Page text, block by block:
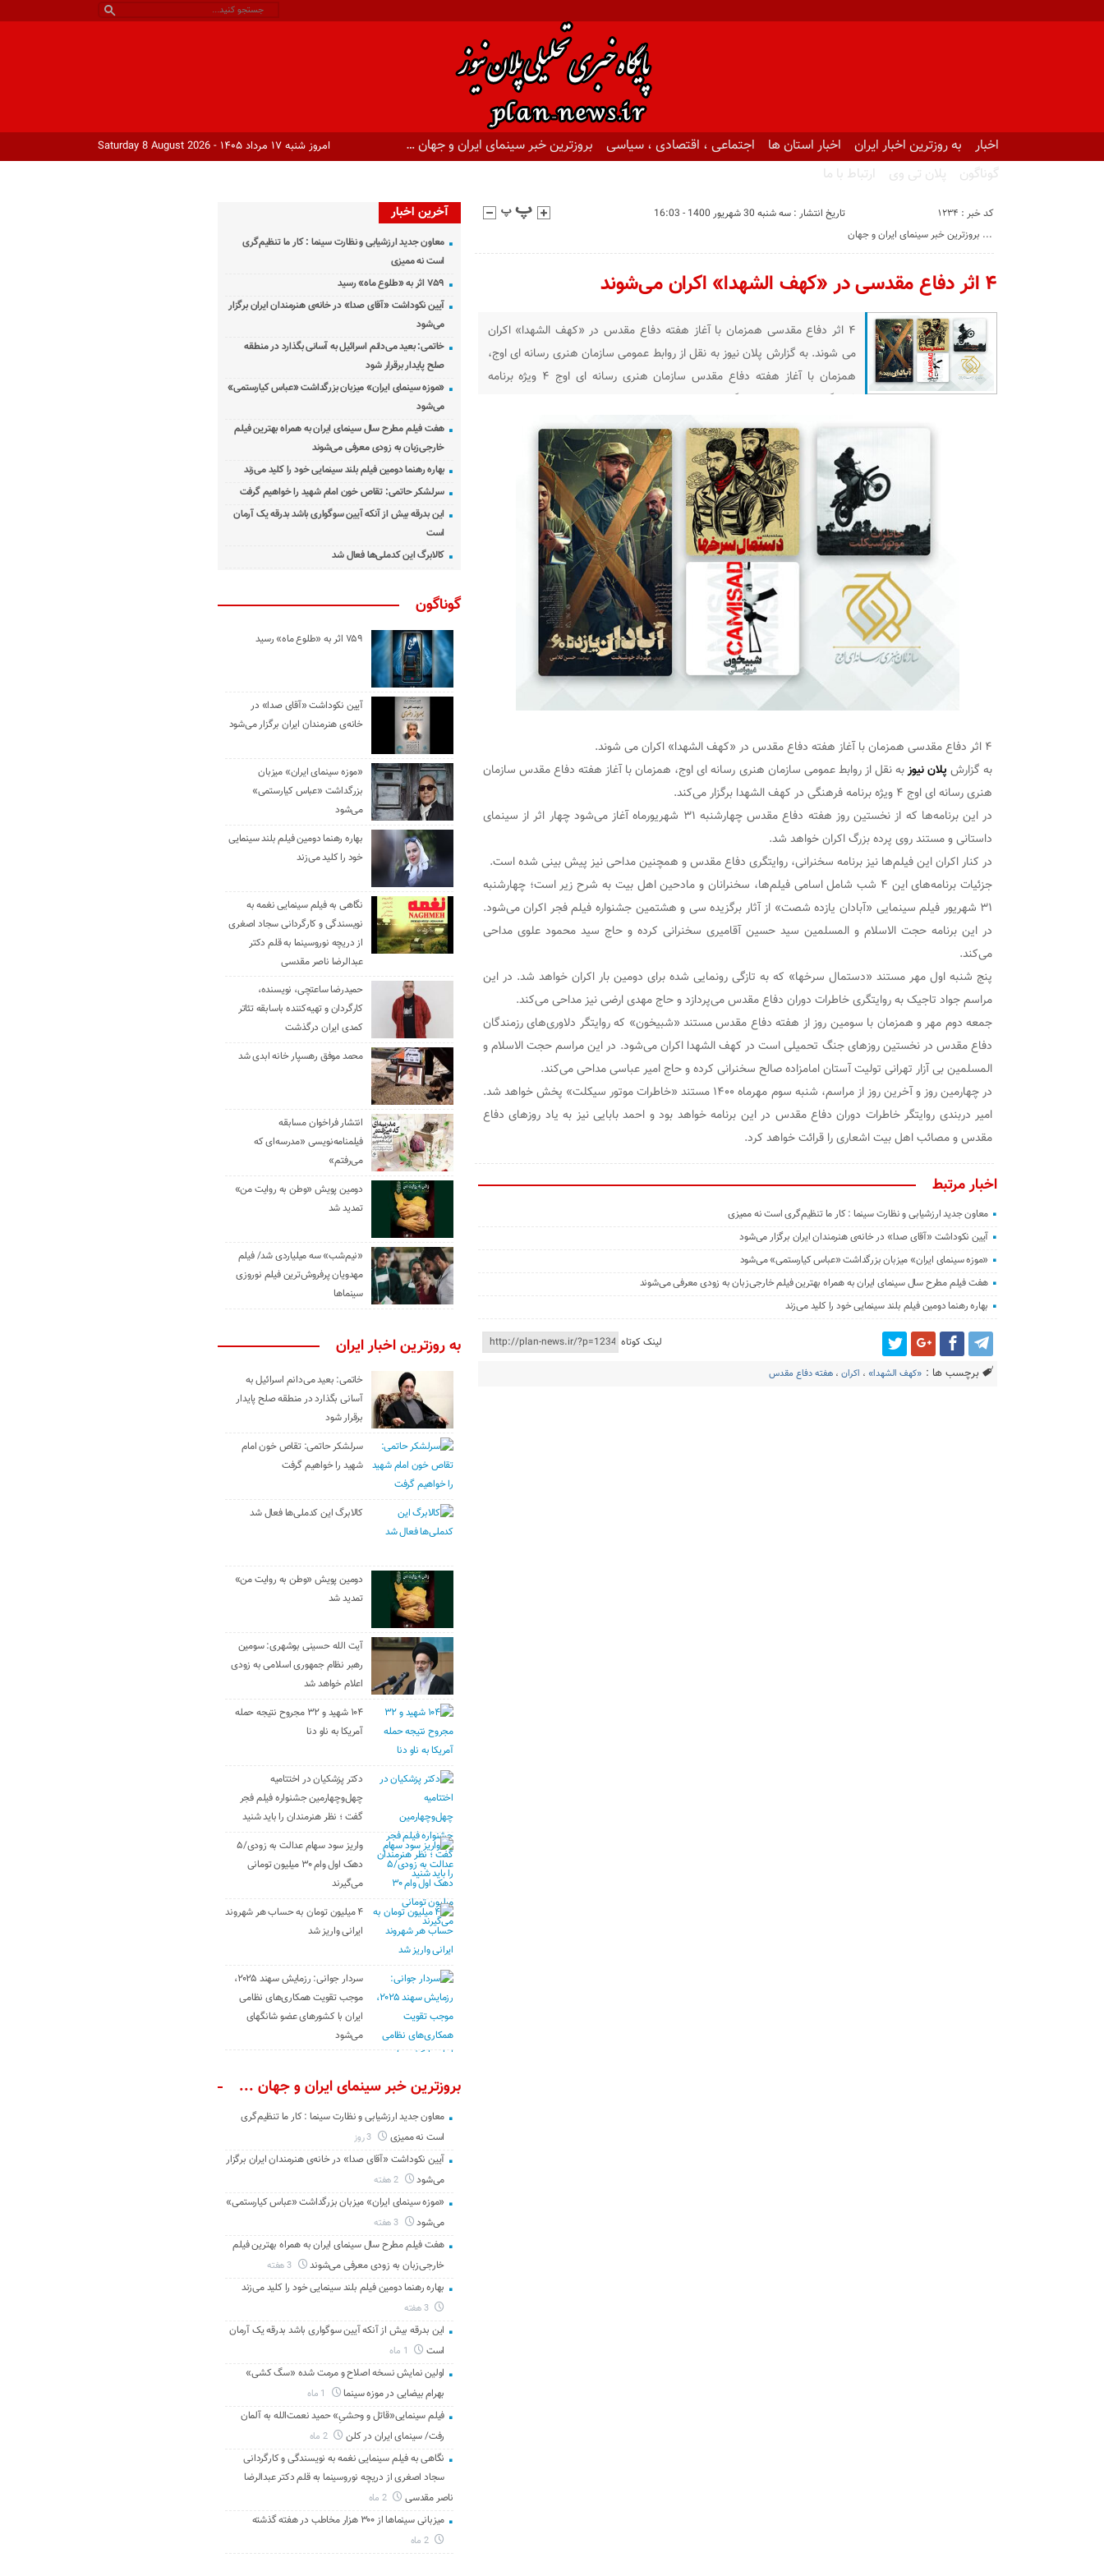
اخبار به روزترین اخبار ایران اخبار استان ها اجتماعی ، اقتصادی ، سیاسی
بروزترین خبر سینمای ایران و جهان …
گوناگون
پلان تی وی ارتباط با ما
امروز شنبه ۱۷ مرداد ۱۴۰۵ - Saturday 8 August 2026
کد خبر : 1234
تاریخ انتشار : سه شنبه 30 شهریور 1400 - 16:03
بروزترین خبر سینمای ایران و جهان ...
۴ اثر دفاع مقدسی در «کهف الشهدا» اکران می‌شوند
۴ اثر دفاع مقدسی همزمان با آغاز هفته دفاع مقدس در «کهف الشهدا» اکران
می شوند. به گزارش پلان نیوز به نقل از روابط عمومی سازمان هنری رسانه ای اوج،
همزمان با آغاز هفته دفاع مقدس سازمان هنری رسانه ای اوج ۴ ویژه برنامه
فرهنگی در کهف الشهدا برگزار می‌کند. در این برنامه‌ها که از
۴ اثر دفاع مقدسی همزمان با آغاز هفته دفاع مقدس در «کهف الشهدا» اکران می شوند.
به گزارش پلان نیوزبه نقل از روابط عمومی سازمان هنری رسانه ای اوج، همزمان با آغاز هفته دفاع مقدس سازمان
هنری رسانه ای اوج ۴ ویژه برنامه فرهنگی در کهف الشهدا برگزار می‌کند.
در این برنامه‌ها که از نخستین روز هفته دفاع مقدس چهارشنبه ۳۱ شهریورماه آغاز می‌شود چهار اثر از سینمای
داستانی و مستند روی پرده بزرگ اکران خواهد شد.
در کنار اکران این فیلم‌ها نیز برنامه سخنرانی، روایتگری دفاع مقدس و همچنین مداحی نیز پیش بینی شده است.
جزئیات برنامه‌های این ۴ شب شامل اسامی فیلم‌ها، سخنرانان و مادحین اهل بیت به شرح زیر است؛ چهارشنبه
۳۱ شهریور فیلم سینمایی «آبادان یازده شصت» از آثار برگزیده سی و هشتمین جشنواره فیلم فجر اکران می‌شود.
در این برنامه حجت الاسلام و المسلمین سید حسین آقامیری سخنرانی کرده و حاج سید محمود علوی مداحی
می‌کند.
پنج شنبه اول مهر مستند «دستمال سرخها» که به تازگی رونمایی شده برای دومین بار اکران خواهد شد. در این
مراسم جواد تاجیک به روایتگری خاطرات دوران دفاع مقدس می‌پردازد و حاج مهدی ارضی نیز مداحی می‌کند.
جمعه دوم مهر و همزمان با سومین روز از هفته دفاع مقدس مستند «شبیخون» که روایتگر دلاوری‌های رزمندگان
دفاع مقدس در نخستین روزهای جنگ تحمیلی است در کهف الشهدا اکران می‌شود. در این مراسم حجت الاسلام و
المسلمین بی آزار تهرانی تولیت آستان امامزاده صالح سخنرانی کرده و حاج امیر عباسی مداحی می‌کند.
در چهارمین روز و آخرین روز از مراسم، شنبه سوم مهرماه ۱۴۰۰ مستند «خاطرات موتور سیکلت» پخش خواهد شد.
امیر دربندی روایتگر خاطرات دوران دفاع مقدس در این برنامه خواهد بود و احمد بابایی نیز به یاد روزهای دفاع
مقدس و مصائب اهل بیت اشعاری را قرائت خواهد کرد.
اخبار مرتبط
معاون جدید ارزشیابی و نظارت سینما : کار ما تنظیم‌گری است نه ممیزی
آیین نکوداشت «آقای صدا» در خانه‌ی هنرمندان ایران برگزار می‌شود
«موزه سینمای ایران» میزبان بزرگداشت «عباس کیارستمی» می‌شود
هفت فیلم مطرح سال سینمای ایران به همراه بهترین فیلم خارجی‌زبان به زودی معرفی می‌شوند
بهاره رهنما دومین فیلم بلند سینمایی خود را کلید می‌زند
لینک کوتاه
برچسب ها : «کهف الشهدا» ، اکران ، هفته دفاع مقدس
آخرین اخبار
معاون جدید ارزشیابی و نظارت سینما : کار ما تنظیم‌گری
است نه ممیزی
۷۵۹ اثر به «طلوع ماه» رسید
آیین نکوداشت «آقای صدا» در خانه‌ی هنرمندان ایران برگزار
می‌شود
خاتمی: بعید می‌دانم اسرائیل به آسانی بگذارد در منطقه
صلح پایدار برقرار شود
«موزه سینمای ایران» میزبان بزرگداشت «عباس کیارستمی»
می‌شود
هفت فیلم مطرح سال سینمای ایران به همراه بهترین فیلم
خارجی‌زبان به زودی معرفی می‌شوند
بهاره رهنما دومین فیلم بلند سینمایی خود را کلید می‌زند
سرلشکر حاتمی: تقاص خون امام شهید را خواهیم گرفت
این بدرقه بیش از آنکه آیین سوگواری باشد بدرقه یک آرمان
است
کالابرگ این کدملی‌ها فعال شد
گوناگون
۷۵۹ اثر به «طلوع ماه» رسید
آیین نکوداشت «آقای صدا» در
خانه‌ی هنرمندان ایران برگزار می‌شود
«موزه سینمای ایران» میزبان
بزرگداشت «عباس کیارستمی»
می‌شود
بهاره رهنما دومین فیلم بلند سینمایی
خود را کلید می‌زند
نگاهی به فیلم سینمایی نغمه به
نویسندگی و کارگردانی سجاد اصغری
از دریچه نوروسینما به قلم دکتر
عبدالرضا ناصر مقدسی
حمیدرضا ساعتچی، نویسنده،
کارگردان و تهیه‌کننده باسابقه تئاتر
کمدی ایران درگذشت
محمد موفق رهسپار خانه ابدی شد
انتشار فراخوان مسابقه
فیلمنامه‌نویسی «مدرسه‌ای که
می‌رفتم»
دومین پویش «وطن به روایت من»
تمدید شد
«نیم‌شب» سه میلیاردی شد/ فیلم
مهدویان پرفروش‌ترین فیلم نوروزی
سینماها
به روزترین اخبار ایران
خاتمی: بعید می‌دانم اسرائیل به
آسانی بگذارد در منطقه صلح پایدار
برقرار شود
سرلشکر حاتمی: تقاص خون امام
شهید را خواهیم گرفت
کالابرگ این کدملی‌ها فعال شد
دومین پویش «وطن به روایت من»
تمدید شد
آیت الله حسینی بوشهری: سومین
رهبر نظام جمهوری اسلامی به زودی
اعلام خواهد شد
۱۰۴ شهید و ۳۲ مجروح نتیجه حمله
آمریکا به ناو دنا
دکتر پزشکیان در اختتامیه
چهل‌وچهارمین جشنواره فیلم فجر
گفت ؛ نظر هنرمندان را باید شنید
واریز سود سهام عدالت به زودی/۵
دهک اول وام ۳۰ میلیون تومانی
می‌گیرند
۴ میلیون تومان به حساب هر شهروند
ایرانی واریز شد
سردار جوانی: رزمایش سهند ۲۰۲۵،
موجب تقویت همکاری‌های نظامی
ایران با کشور‌های عضو شانگهای
می‌شود
بروزترین خبر سینمای ایران و جهان ...
معاون جدید ارزشیابی و نظارت سینما : کار ما تنظیم‌گری
است نه ممیزی
آیین نکوداشت «آقای صدا» در خانه‌ی هنرمندان ایران برگزار
می‌شود
2 هفته
«موزه سینمای ایران» میزبان بزرگداشت «عباس کیارستمی»
می‌شود
3 هفته
هفت فیلم مطرح سال سینمای ایران به همراه بهترین فیلم
خارجی‌زبان به زودی معرفی می‌شوند
3 هفته
بهاره رهنما دومین فیلم بلند سینمایی خود را کلید می‌زند
3 هفته
این بدرقه بیش از آنکه آیین سوگواری باشد بدرقه یک آرمان
است
اولین نمایش نسخه اصلاح و مرمت شده «سگ کشی»
بهرام بیضایی در موزه سینما
فیلم سینمایی«قاتل و وحشیِ» حمید نعمت‌الله به آلمان
رفت/ سینمای ایران در کلن
2 ماه
نگاهی به فیلم سینمایی نغمه به نویسندگی و کارگردانی
سجاد اصغری از دریچه نوروسینما به قلم دکتر عبدالرضا
ناصر مقدسی
2 ماه
میزبانی سینماها از ۳۰۰ هزار مخاطب در هفته گذشته
2 ماه